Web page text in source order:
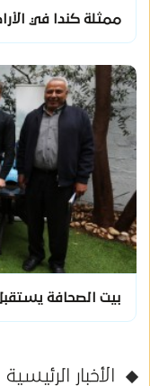
ممثلة كندا في
بيت الصحافة
الأخبار الرئيسية